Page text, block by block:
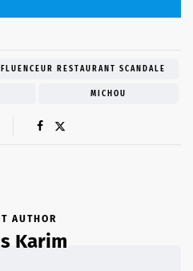
RESTAURANT SCANDALE
MICHOU
AUTHOR
Karim